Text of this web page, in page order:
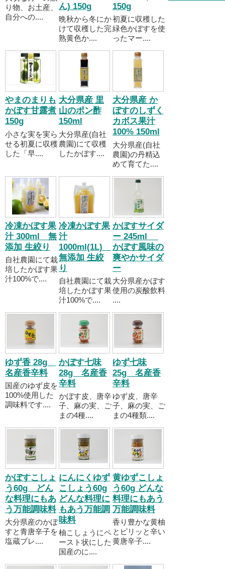
り物、お土産、
自分への....
ん) 150g
晩秋から冬にか
けて収穫した完
熟黄色か....
150g
初夏に収穫した
緑色かぼすを使
ったマー....
やまのまりも
かぼす甘露煮
150g
小さな実を実ら
せる初夏に収穫
した「早....
大分県産 里
山のポン酢
150ml
大分県産(自社
農園)にて収穫
したかぼす....
大分県産 か
ぼすのしずく
カボス果汁
100% 150ml
大分県産(自社
農園)の丹精込
めて育てた....
冷凍かぼす果
汁 300ml 無
添加 生絞り
自社農園にて栽
培したかぼす果
汁100%で....
冷凍かぼす果
汁
1000ml(1L)
無添加 生絞
り
自社農園にて栽
培したかぼす果
汁100%で....
かぼすサイダ
ー 245ml
かぼす風味の
爽やかサイダ
ー
大分県産かぼす
使用の炭酸飲料
....
ゆず香 28g
名産香辛料
国産のゆず皮を
100%使用した
調味料です....
かぼす七味
28g 名産香
辛料
かぼす皮、唐辛
子、麻の実、ご
まの4種....
ゆず七味
25g 名産香
辛料
ゆず皮、唐辛
子、麻の実、ご
まの4種類....
かぼすこしょ
う60g どん
な料理にもあ
う万能調味料
大分県産のかぼ
すと青唐辛子を
塩蔵ブレ....
にんにくゆず
こしょう60g
どんな料理に
もあう万能調
味料
柚こしょうにペ
ースト状にした
国産のに....
黄ゆずこしょ
う60g どんな
料理にもあう
万能調味料
香り豊かな黄柚
とピリッと辛い
黄唐辛子....